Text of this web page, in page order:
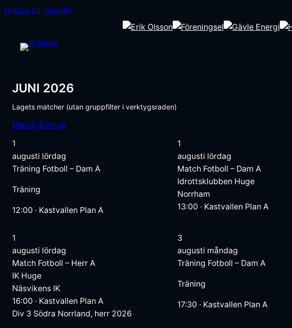
Hoppa till innehåll
JUNI 2026
Lagets matcher (utan gruppfilter i verktygsraden)
Aktivitetstyp
Match Träning
1
augusti lördag
Träning Fotboll – Dam A
Träning
12:00 · Kastvallen Plan A
1
augusti lördag
Match Fotboll – Dam A
Idrottsklubben Huge
Norrham
13:00 · Kastvallen Plan A
1
augusti lördag
Match Fotboll – Herr A
IK Huge
Näsvikens IK
16:00 · Kastvallen Plan A
Div 3 Södra Norrland, herr 2026
3
augusti måndag
Träning Fotboll – Dam A
Träning
17:30 · Kastvallen Plan A